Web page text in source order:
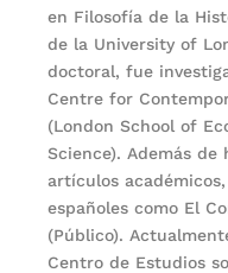
en Filosofía de la
de la University of
doctoral, fue
Centre for
(London School of
Science). Además
artículos
españoles como El
(Público).
Centro de Estudios